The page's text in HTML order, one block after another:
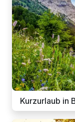
Kurzurlaub in